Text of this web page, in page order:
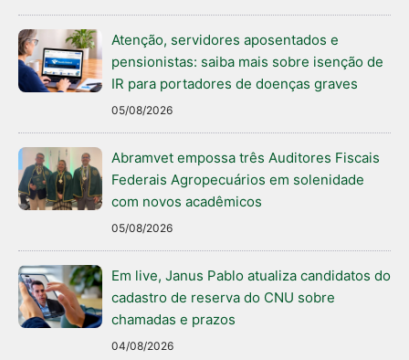
Atenção, servidores aposentados e
pensionistas: saiba mais sobre isenção de
IR para portadores de doenças graves
05/08/2026
Abramvet empossa três Auditores Fiscais
Federais Agropecuários em solenidade
com novos acadêmicos
05/08/2026
Em live, Janus Pablo atualiza candidatos do
cadastro de reserva do CNU sobre
chamadas e prazos
04/08/2026